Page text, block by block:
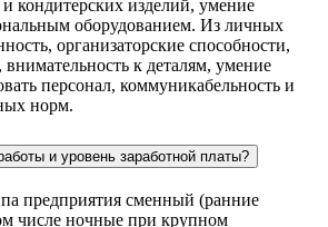
кондитерских изделий, умение
оборудованием. Из личных
организаторские способности,
внимательность к деталям, умение
персонал, коммуникабельность и
норм.
и уровень заработной платы?
предприятия сменный (ранние
числе ночные при крупном